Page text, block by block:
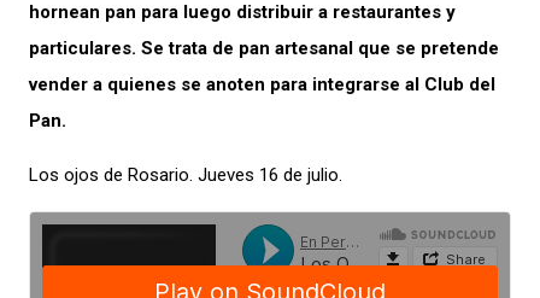
hornean pan para luego distribuir a restaurantes y
particulares. Se trata de pan artesanal que se pretende
vender a quienes se anoten para integrarse al Club del
Pan.
Los ojos de Rosario. Jueves 16 de julio.